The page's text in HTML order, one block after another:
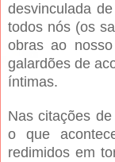
desvinculada
todos nós (os
obras ao
galardões de
íntimas.
Nas citações
o que
redimidos em